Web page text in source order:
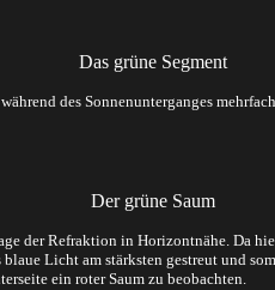
Das grüne Segment
des Sonnenunterganges
Der grüne Saum
der Refraktion in Horizontnähe. Da
Licht am stärksten gestreut und
ein roter Saum zu beobachten.